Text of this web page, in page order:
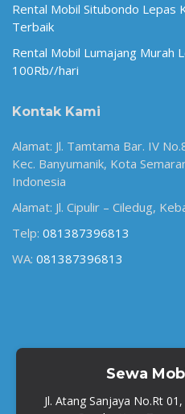
Rental Mobil Situbondo Lepas
Terbaik
Rental Mobil Lumajang Murah
100Rb//hari
Kontak Kami
Alamat: Jl. Tamtama Bar. IV
Kec. Banyumanik, Kota
Indonesia
Alamat: Jl. Cipulir – Ciledug,
Telp: 081387396813
WA: 081387396813
Sewa
Jl. Atang Sanjaya No.Rt